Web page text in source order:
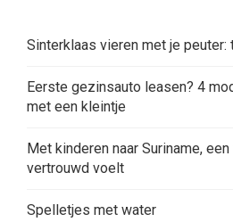
Sinterklaas vieren met je
Eerste gezinsauto leasen? 4
met een kleintje
Met kinderen naar Suriname,
vertrouwd voelt
Spelletjes met water